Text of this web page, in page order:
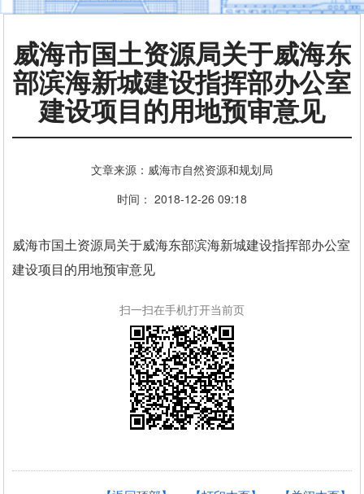
威海市国土资源局关于威海东
部滨海新城建设指挥部办公室
建设项目的用地预审意见
文章来源：威海市自然资源和规划局
时间： 2018-12-26 09:18
威海市国土资源局关于威海东部滨海新城建设指挥部办公室
建设项目的用地预审意见
扫一扫在手机打开当前页